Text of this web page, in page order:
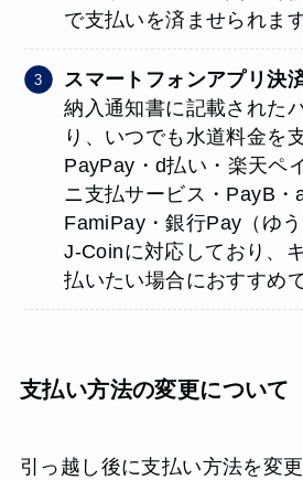
で支払いを済ませられます
スマートフォンアプリ決
納入通知書に記載された
り、いつでも水道料金を
PayPay・d払い・楽天ペ
ニ支払サービス・PayB・
FamiPay・銀行Pay（ゆ
J-Coinに対応しており、
払いたい場合におすすめで
支払い方法の変更について
引っ越し後に支払い方法を変